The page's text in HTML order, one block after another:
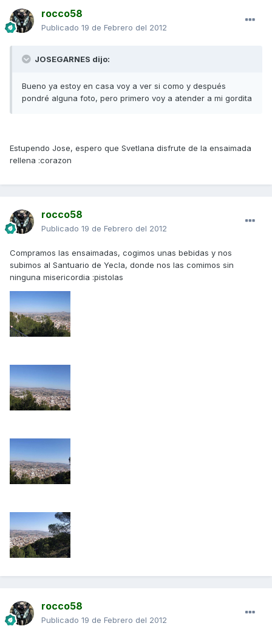
rocco58
Publicado 19 de Febrero del 2012
JOSEGARNES dijo:
Bueno ya estoy en casa voy a ver si como y después
pondré alguna foto, pero primero voy a atender a mi gordita
Estupendo Jose, espero que Svetlana disfrute de la ensaimada
rellena :corazon
rocco58
Publicado 19 de Febrero del 2012
Compramos las ensaimadas, cogimos unas bebidas y nos
subimos al Santuario de Yecla, donde nos las comimos sin
ninguna misericordia :pistolas
rocco58
Publicado 19 de Febrero del 2012